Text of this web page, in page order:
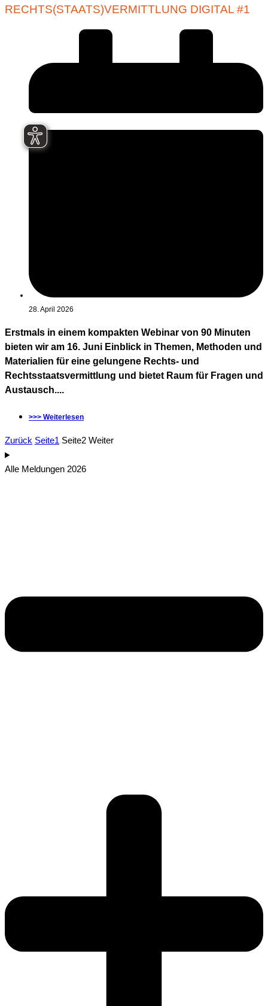
RECHTS(STAATS)VERMITTLUNG DIGITAL #1
28. April 2026
Erstmals in einem kompakten Webinar von 90 Minuten
bieten wir am 16. Juni Einblick in Themen, Methoden und
Materialien für eine gelungene Rechts- und
Rechtsstaatsvermittlung und bietet Raum für Fragen und
Austausch....
>>> Weiterlesen
Zurück Seite1 Seite2 Weiter
Alle Meldungen 2026